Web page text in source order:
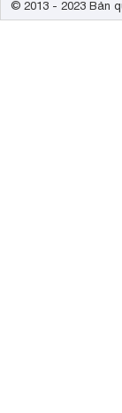
© 2013 - 2023 Bản